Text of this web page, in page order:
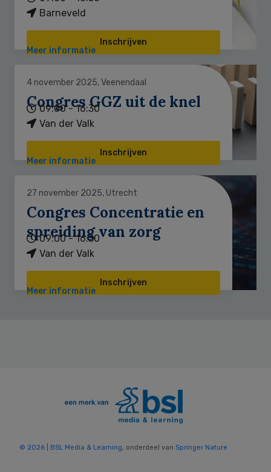
Barneveld
Inschrijven
Meer informatie
4 november 2025, Veenendaal
Congres GGZ uit de knel
09:00 - 16:30
Van der Valk
Inschrijven
Meer informatie
27 november 2025, Utrecht
Congres Concentratie en
spreiding van zorg
09:00 - 16:30
Van der Valk
Inschrijven
Meer informatie
© 2026 | BSL Media & Learning, onderdeel van Springer Nature